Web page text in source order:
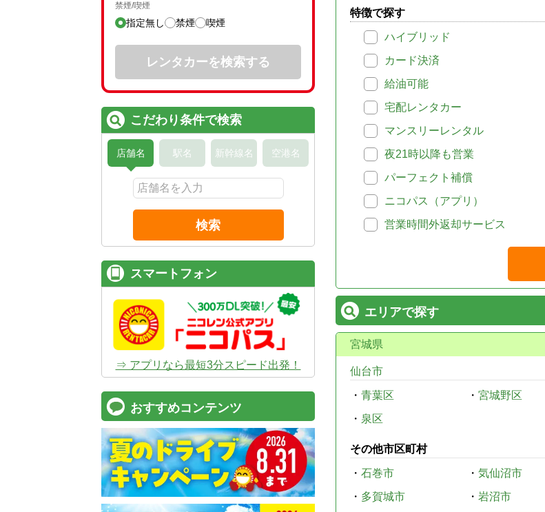
特徴で探す
ハイブリッド
カード決済
給油可能
宅配レンタカー
マンスリーレンタル
夜21時以降も営業
パーフェクト補償
ニコパス（アプリ）
営業時間外返却サービス
エリアで探す
宮城県
仙台市
・ 青葉区 ・ 宮城野区
・ 泉区
その他市区町村
・ 石巻市 ・ 気仙沼市
・ 多賀城市 ・ 岩沼市
禁煙/喫煙
指定無し 禁煙 喫煙
レンタカーを検索する
こだわり条件で検索
店舗名 駅名 新幹線名 空港名
検索
スマートフォン
⇒ アプリなら最短3分スピード出発！
おすすめコンテンツ